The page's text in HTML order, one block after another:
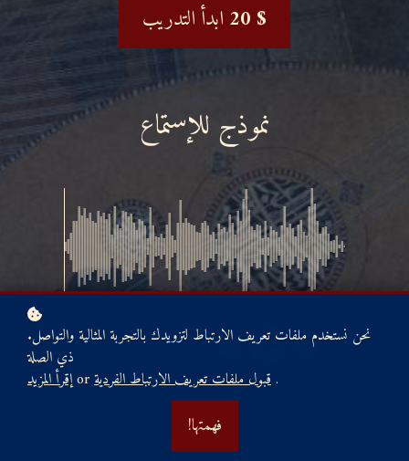
ابدأ التدريب 20 $
نموذج للإستماع
00:00/ 00:33
.نحن نستخدم ملفات تعريف الارتباط لتزويدك بالتجربة المثالية والتواصل
ذي الصلة
إقرأ المزيدorقبول ملفات تعريف الارتباط الفردية.
!فهمتها